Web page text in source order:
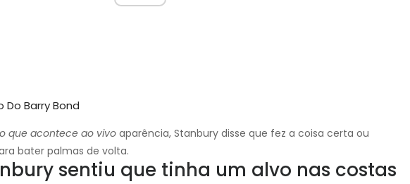
Do Barry Bond
que acontece ao vivo aparência, Stanbury disse que fez a coisa certa ou
bater palmas de volta.
sentiu que tinha um alvo nas costas